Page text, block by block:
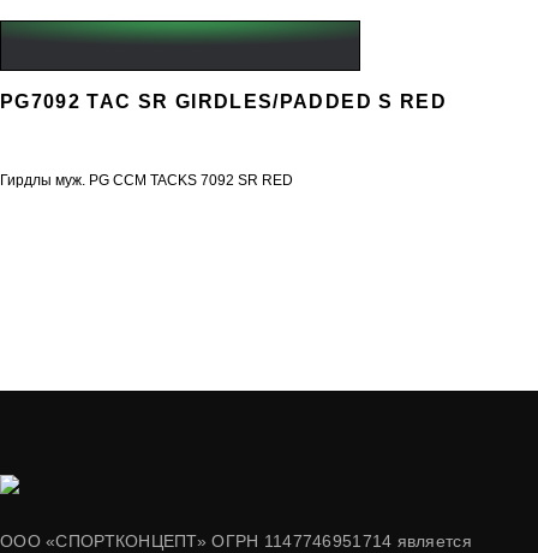
PG7092 TAC SR GIRDLES/PADDED S RED
Гирдлы муж. PG CCM TACKS 7092 SR RED
ООО «СПОРТКОНЦЕПТ» ОГРН 1147746951714 является